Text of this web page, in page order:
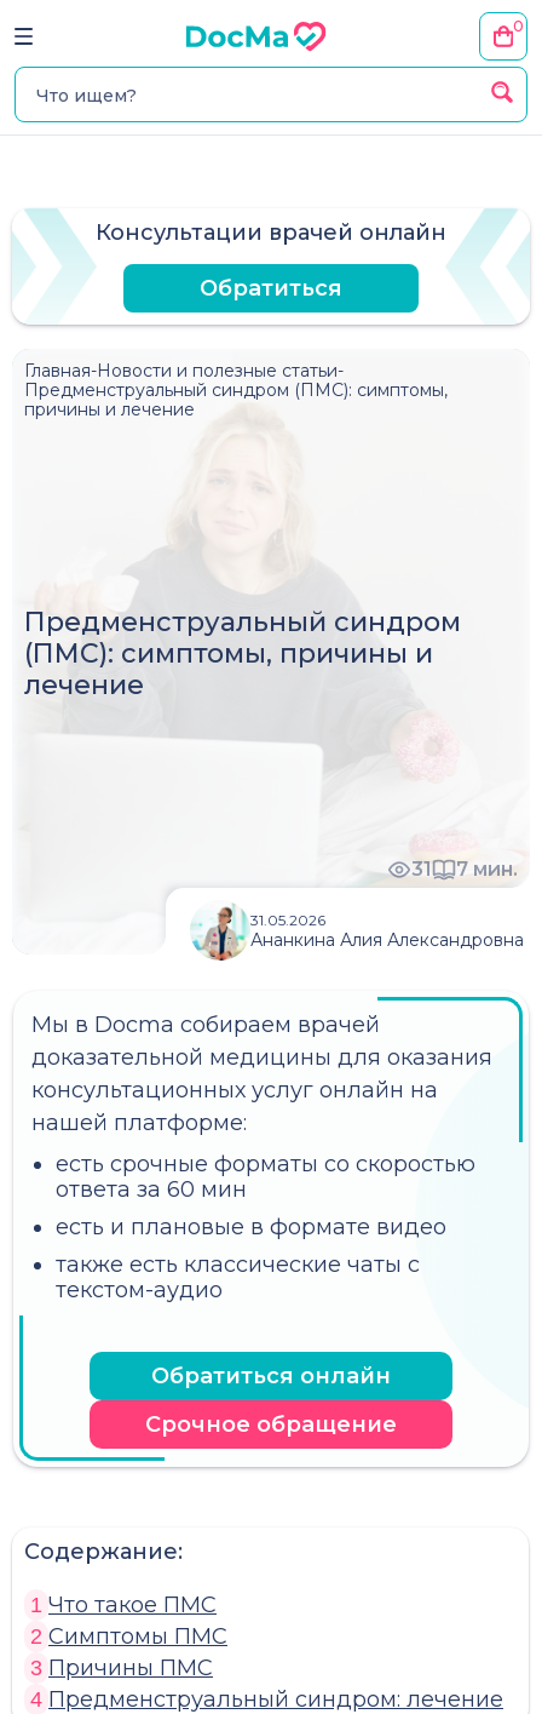
0
Консультации врачей онлайн
Обратиться
Главная-Новости и полезные статьи-
Предменструальный синдром (ПМС): симптомы,
причины и лечение
Предменструальный синдром
(ПМС): симптомы, причины и
лечение
31 7 мин.
31.05.2026
Ананкина Алия Александровна
Мы в Docma собираем врачей
доказательной медицины для оказания
консультационных услуг онлайн на
нашей платформе:
есть срочные форматы со скоростью
ответа за 60 мин
есть и плановые в формате видео
также есть классические чаты с
текстом-аудио
Обратиться онлайн
Срочное обращение
Содержание:
1 Что такое ПМС
2 Симптомы ПМС
3 Причины ПМС
4 Предменструальный синдром: лечение